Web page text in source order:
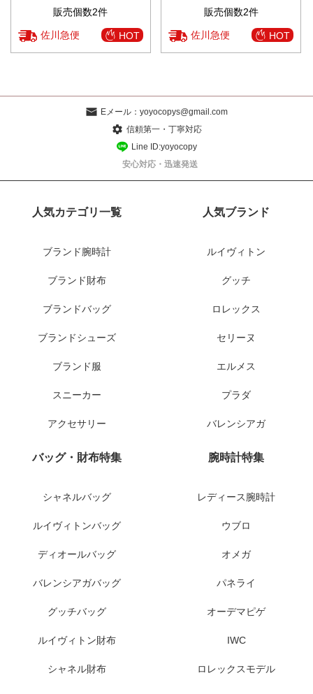
販売個数2件
佐川急便 HOT
販売個数2件
佐川急便 HOT
Eメール： yoyocopys@gmail.com
信頼第一・丁寧対応
Line ID:yoyocopy
安心対応・迅速発送
人気カテゴリ一覧
ブランド腕時計
ブランド財布
ブランドバッグ
ブランドシューズ
ブランド服
スニーカー
アクセサリー
人気ブランド
ルイヴィトン
グッチ
ロレックス
セリーヌ
エルメス
プラダ
バレンシアガ
バッグ・財布特集
シャネルバッグ
ルイヴィトンバッグ
ディオールバッグ
バレンシアガバッグ
グッチバッグ
ルイヴィトン財布
シャネル財布
腕時計特集
レディース腕時計
ウブロ
オメガ
パネライ
オーデマピゲ
IWC
ロレックスモデル